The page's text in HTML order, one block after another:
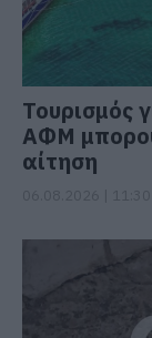
Τουρισμός
ΑΦΜ
αίτηση